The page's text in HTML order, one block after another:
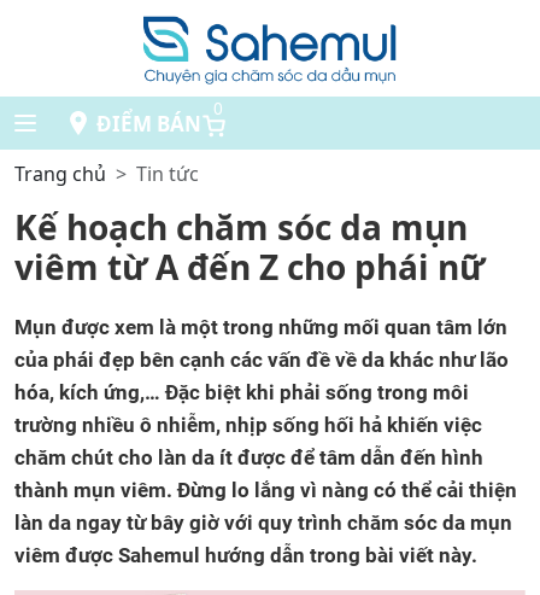
ĐIỂM BÁN
0
Trang chủ Tin tức
Kế hoạch chăm sóc da mụn
viêm từ A đến Z cho phái nữ
Mụn được xem là một trong những mối quan tâm lớn
của phái đẹp bên cạnh các vấn đề về da khác như lão
hóa, kích ứng,… Đặc biệt khi phải sống trong môi
trường nhiều ô nhiễm, nhịp sống hối hả khiến việc
chăm chút cho làn da ít được để tâm dẫn đến hình
thành mụn viêm. Đừng lo lắng vì nàng có thể cải thiện
làn da ngay từ bây giờ với quy trình chăm sóc da mụn
viêm được Sahemul hướng dẫn trong bài viết này.